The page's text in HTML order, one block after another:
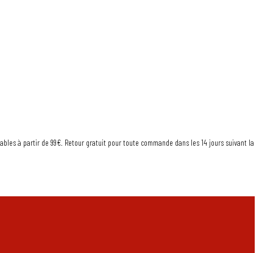
à partir de 99€. Retour gratuit pour toute commande dans les 14 jours suivant la